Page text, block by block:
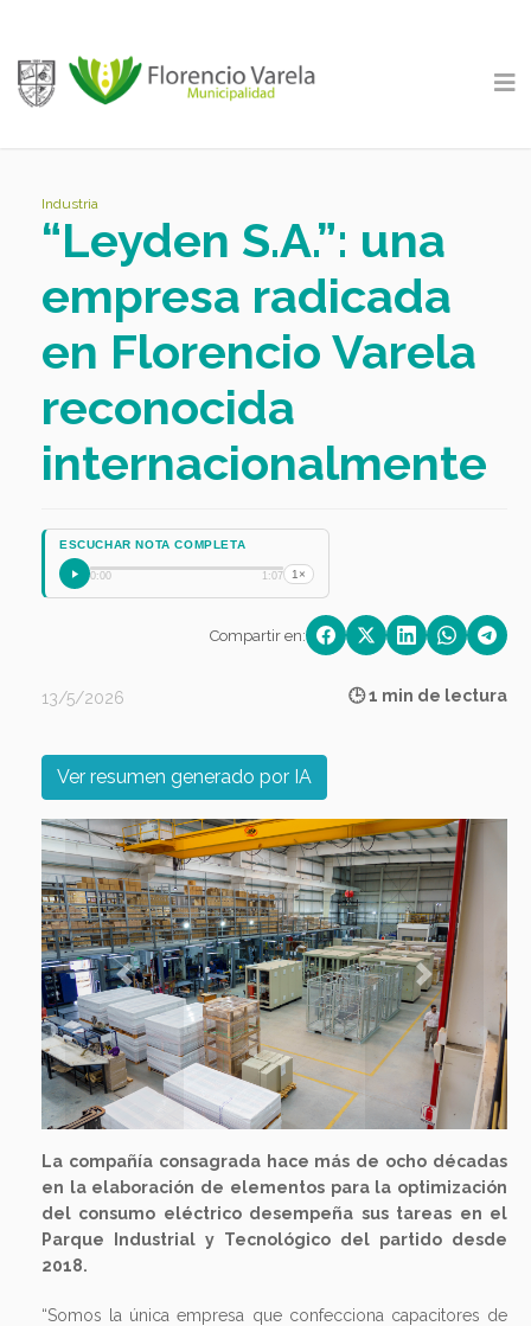
Industria
“Leyden S.A.”: una
empresa radicada
en Florencio Varela
reconocida
internacionalmente
ESCUCHAR NOTA COMPLETA
0:00 1:07 1×
Compartir en:
13/5/2026 🕒 1 min de lectura
Ver resumen generado por IA
Previous Next
La compañía consagrada hace más de ocho décadas
en la elaboración de elementos para la optimización
del consumo eléctrico desempeña sus tareas en el
Parque Industrial y Tecnológico del partido desde
2018.
“Somos la única empresa que confecciona capacitores de